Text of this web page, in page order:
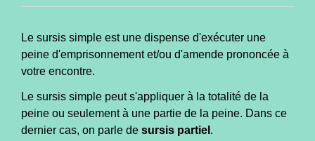
Le sursis simple est une dispense d'exécuter une
peine d'emprisonnement et/ou d'amende prononcée à
votre encontre.
Le sursis simple peut s'appliquer à la totalité de la
peine ou seulement à une partie de la peine. Dans ce
dernier cas, on parle de sursis partiel .